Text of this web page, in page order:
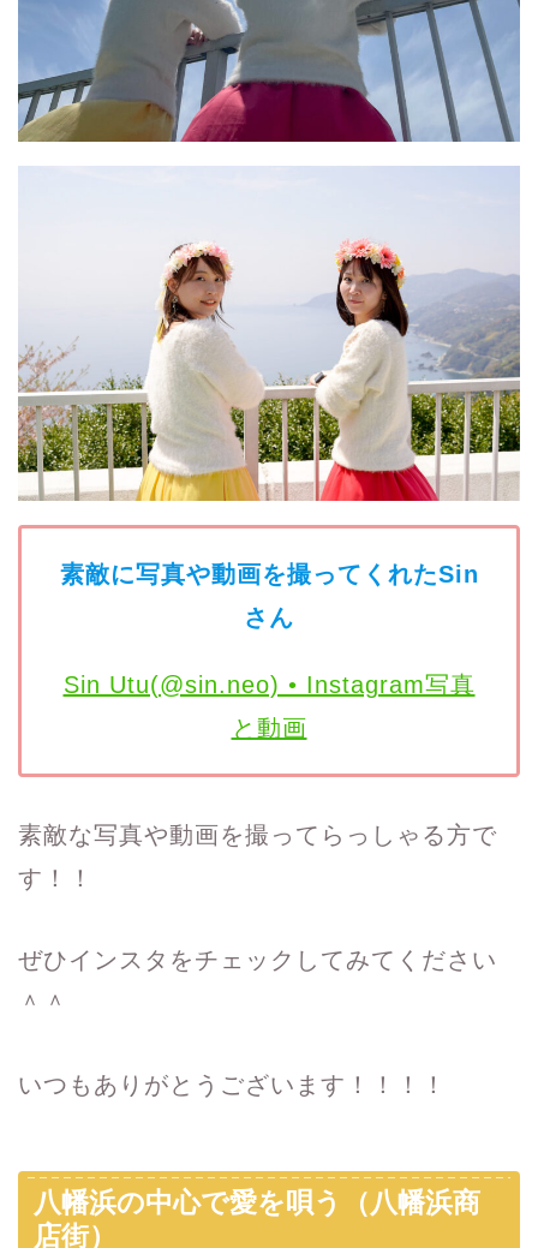
素敵に写真や動画を撮ってくれたSin
さん
Sin Utu(@sin.neo) • Instagram写真
と動画
素敵な写真や動画を撮ってらっしゃる方で
す！！
ぜひインスタをチェックしてみてください
＾＾
いつもありがとうございます！！！！
八幡浜の中心で愛を唄う（八幡浜商
店街）